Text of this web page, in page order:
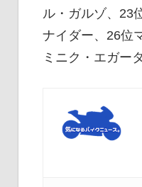
ル・ガルゾ、23
ナイダー、26位
ミニク・エガー